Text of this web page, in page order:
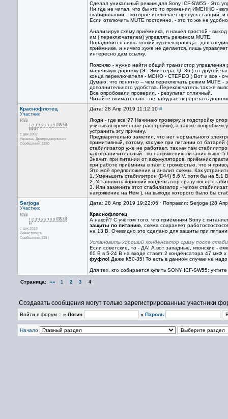
Сделал уникальный режим для Sony ICF-SW55 - Это
Ни где не читал, что бы кто то применил ИМЕННО -
сканировании, - которое исключает пропуск станций,
Если отключить MUTE постоянно, - это то же не
Анализируя схему приёмника, я нашёл простой -
им ( переключателем) управлять режимом MUTE.
Понадобится лишь тонкий кусочек провода - для
приёмнике, и ничего хуже не делается, лишь
интересно дам ссылку.
Поясняю - нужно найти общий транзистор управления
маленькую дорожку (Э - Эмиттера, Q -36 ) от другой
конца переключателя - МОНО - СТЕРЕО ) Вот и все -
Думаю, что понятно -- чем переключать режим MUTE -
дополнительного удобства. Переключатель так же
Все опробовали проверил, - результат отличный.
Читайте внимательно - не забудьте перерезать
Краснофлотец
Участник
с дек 2007
Украина, Днепродзержинск
Сообщений: 1190
Дата: 28 Апр 2019 11:12:10 #
Люди - где все ?? Начинаю проверку и подстройку
учитывая временные расстройки), а так же попробуем
устранить эту причину.
Предварительно заметил, что нет нормального
примитивный, потому, как уже при питании от батарей
стабилизатор уже не работает, так как там
как ограничительный - по напряжению питания выше
Значит, при питании от аккумуляторов, приёмник
при работе приёмника в такт с громкостью, что и
Это моё предположение и анализ схемы. Как
1. Уменьшить стабилитрон (D44) 5.6 V, хотя бы на 5.1
2. Установить хороший конденсатор сразу после
3. Или заменить этот стабилизатор - чипом
напряжение на Нём ), на выходе которого было бы
Serjoga
Участник
с дек 2018
Севастополь
Сообщений: 115
Дата: 28 Апр 2019 19:22:06 · Поправил: Serjoga (28
Краснофлотец
А накой? С учётом того, что приёмники Sony с
защиты по питанию , схема сохраняет
на 13 В. Очевидно это сделано для защиты при
Установить хороший конденсатор сразу после
Если советские, то - ДА! А вот западные, японские -
60 В в 5-24 В на входе ставят 2 конденсатора 47 мкФ
фуфло! Даже К50-35! То есть в данном случае не
Для тех, кто собирается купить SONY ICF-SW55:
Страница: «« 1 2 3 4
Создавать сообщения могут только зарегистрированные участники
Войти в форум :: » Логин » Пароль
Начало